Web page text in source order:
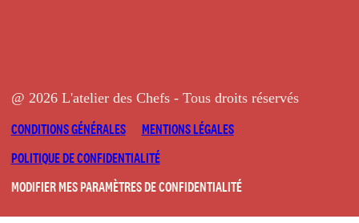
@ 2026 L'atelier des Chefs - Tous droits réservés
CONDITIONS GÉNÉRALES
MENTIONS LÉGALES
POLITIQUE DE CONFIDENTIALITÉ
MODIFIER MES PARAMÈTRES DE CONFIDENTIALITÉ